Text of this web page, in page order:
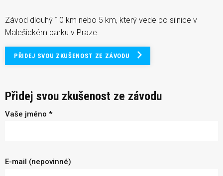
Závod dlouhý 10 km nebo 5 km, který vede po silnice v
Malešickém parku v Praze.
PŘIDEJ SVOU ZKUŠENOST ZE ZÁVODU
Přidej svou zkušenost ze závodu
Vaše jméno *
E-mail (nepovinné)